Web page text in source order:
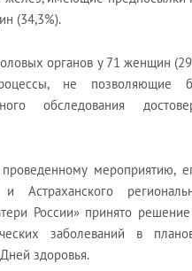
(34,3%).
органов у 71 женщин
не позволяющие
обследования
мероприятию,
России» принято
заболеваний в
здоровья.